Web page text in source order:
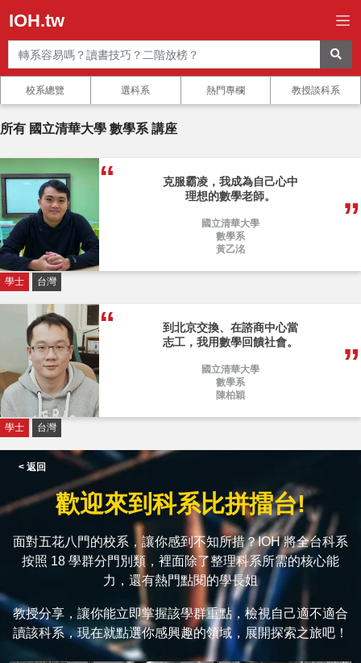
IOH.tw
校系總覽 選科系 熱門專欄 教授談科系
所有 國立清華大學 數學系 講座
克服霸凌，我成為自己心中
理想的數學老師。
國立清華大學
數學系
黃乙洺
學士 台灣
到北京交換、在諮商中心當
志工，我用數學回饋社會。
國立清華大學
數學系
陳柏穎
學士 台灣
< 返回
歡迎來到科系比拼擂台!
面對五花八門的校系，讓你感到不知所措？IOH 將全台科系
按照 18 學群分門別類，裡面除了整理科系所需的核心能
力，還有熱門點閱的學長姐
教授分享，讓你能立即掌握該學群重點，檢視自己適不適合
讀該科系，現在就點選你感興趣的領域，展開探索之旅吧！